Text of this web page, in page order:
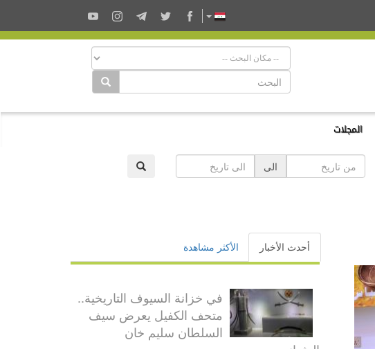
المجلات
الى
أحدث الأخبار الأكثر مشاهدة
في خزانة السيوف التاريخية..
متحف الكفيل يعرض سيف
السلطان سليم خان